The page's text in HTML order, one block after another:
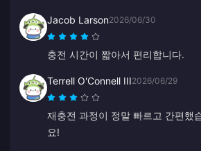
Jacob Larson2026/06/30
충전 시간이 짧아서 편리합니다.
Terrell O'Connell III2026/06/29
재충전 과정이 정말 빠르고 간편했
요!